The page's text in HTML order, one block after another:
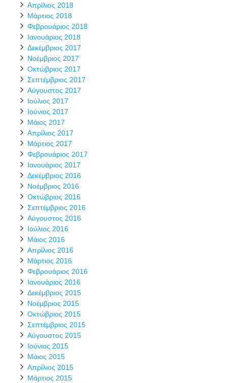
Απρίλιος 2018
Μάρτιος 2018
Φεβρουάριος 2018
Ιανουάριος 2018
Δεκέμβριος 2017
Νοέμβριος 2017
Οκτώβριος 2017
Σεπτέμβριος 2017
Αύγουστος 2017
Ιούλιος 2017
Ιούνιος 2017
Μάιος 2017
Απρίλιος 2017
Μάρτιος 2017
Φεβρουάριος 2017
Ιανουάριος 2017
Δεκέμβριος 2016
Νοέμβριος 2016
Οκτώβριος 2016
Σεπτέμβριος 2016
Αύγουστος 2016
Ιούλιος 2016
Μάιος 2016
Απρίλιος 2016
Μάρτιος 2016
Φεβρουάριος 2016
Ιανουάριος 2016
Δεκέμβριος 2015
Νοέμβριος 2015
Οκτώβριος 2015
Σεπτέμβριος 2015
Αύγουστος 2015
Ιούνιος 2015
Μάιος 2015
Απρίλιος 2015
Μάρτιος 2015